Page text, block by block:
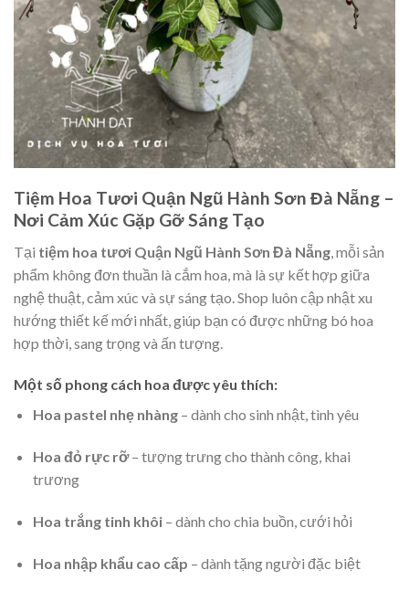
Tiệm Hoa Tươi Quận Ngũ Hành Sơn Đà Nẵng –
Nơi Cảm Xúc Gặp Gỡ Sáng Tạo
Tại tiệm hoa tươi Quận Ngũ Hành Sơn Đà Nẵng , mỗi sản
phẩm không đơn thuần là cắm hoa, mà là sự kết hợp giữa
nghệ thuật, cảm xúc và sự sáng tạo. Shop luôn cập nhật xu
hướng thiết kế mới nhất, giúp bạn có được những bó hoa
hợp thời, sang trọng và ấn tượng.
Một số phong cách hoa được yêu thích:
Hoa pastel nhẹ nhàng– dành cho sinh nhật, tình yêu
Hoa đỏ rực rỡ– tượng trưng cho thành công, khai
trương
Hoa trắng tinh khôi– dành cho chia buồn, cưới hỏi
Hoa nhập khẩu cao cấp – dành tặng người đặc biệt